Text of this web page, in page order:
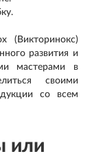
(Викторинокс)
развития и
мастерами в
своими
со всем
или